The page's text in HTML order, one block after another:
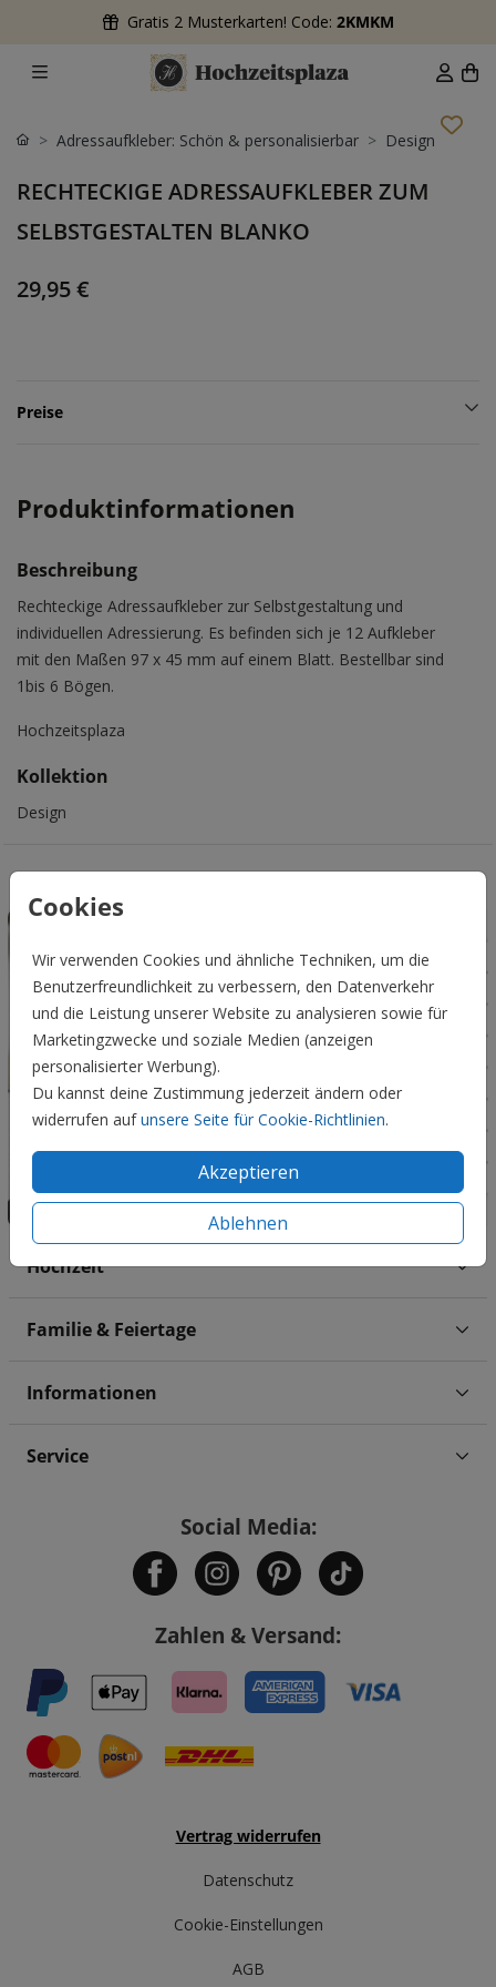
Gratis 2 Musterkarten! Code: 2KMKM
Cookies
Wir verwenden Cookies und ähnliche Techniken, um die
Benutzerfreundlichkeit zu verbessern, den Datenverkehr
und die Leistung unserer Website zu analysieren sowie für
Marketingzwecke und soziale Medien (anzeigen
personalisierter Werbung).
Du kannst deine Zustimmung jederzeit ändern oder
widerrufen aufunsere Seite für Cookie-Richtlinien.
Akzeptieren
Ablehnen
Adressaufkleber: Schön & personalisierbar Design
RECHTECKIGE ADRESSAUFKLEBER ZUM
SELBSTGESTALTEN BLANKO
29,95 €
Preise
Produktinformationen
Beschreibung
Rechteckige Adressaufkleber zur Selbstgestaltung und
individuellen Adressierung. Es befinden sich je 12 Aufkleber
mit den Maßen 97 x 45 mm auf einem Blatt. Bestellbar sind
1bis 6 Bögen.
Hochzeitsplaza
Kollektion
Design
Hochzeit
Familie & Feiertage
Informationen
Service
Social Media:
Zahlen & Versand:
Vertrag widerrufen
Datenschutz
Cookie-Einstellungen
AGB